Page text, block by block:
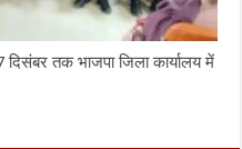
तक भाजपा जिला कार्यालय में